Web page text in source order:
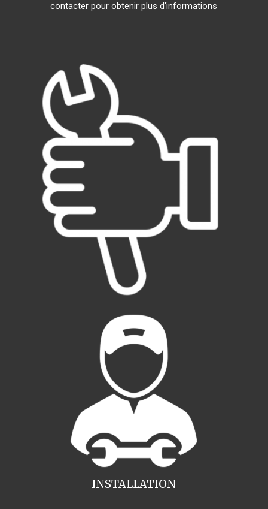
contacter pour obtenir plus d'informations
INSTALLATION